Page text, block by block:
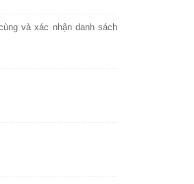
và xác nhận danh sách